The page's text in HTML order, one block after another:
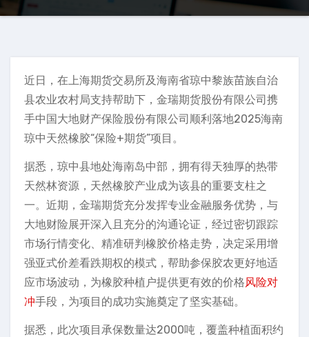
近日，在上海期货交易所及海南省琼中黎族苗族自治
县农业农村局支持帮助下，金瑞期货股份有限公司携
手中国大地财产保险股份有限公司顺利落地2025海南
琼中天然橡胶“保险+期货”项目。
据悉，琼中县地处海南岛中部，拥有得天独厚的热带
天然林资源，天然橡胶产业成为该县的重要支柱之
一。近期，金瑞期货充分发挥专业金融服务优势，与
大地财险展开深入且充分的沟通论证，经过密切跟踪
市场行情变化、精准研判橡胶价格走势，决定采用增
强亚式价差看跌期权的模式，帮助参保胶农更好地适
应市场波动，为橡胶种植户提供更有效的价格风险对
冲手段，为项目的成功实施奠定了坚实基础。
据悉，此次项目承保数量达2000吨，覆盖种植面积约